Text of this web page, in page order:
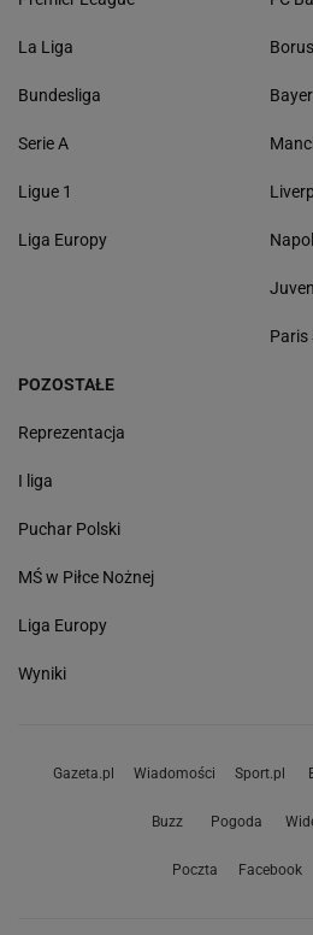
La Liga
Bundesliga
Serie A
Ligue 1
Liga Europy
Paris
POZOSTAŁE
Reprezentacja
I liga
Puchar Polski
MŚ w Piłce Nożnej
Liga Europy
Wyniki
Gazeta.pl Wiadomości Sport.pl
Buzz Pogoda
Poczta Facebook